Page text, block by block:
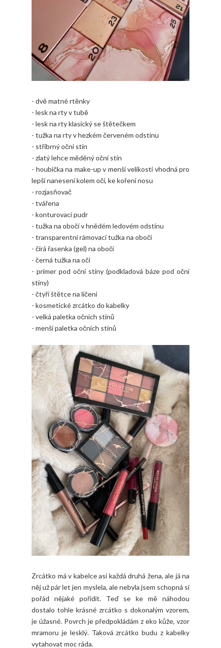
- dvě matné rtěnky
- lesk na rty v tubě
- lesk na rty klasický se štětečkem
- tužka na rty v hezkém červeném odstínu
- stříbrný oční stín
- zlatý lehce měděný oční stín
- houbička na make-up v menší velikosti vhodná pro
lepší nanesení kolem očí, ke kořeni nosu
- rozjasňovač
- tvářena
- konturovací pudr
- tužka na obočí v hnědém ledovém odstínu
- transparentní rámovací tužka na obočí
- čirá řasenka (gel) na obočí
- černá tužka na oči
- primer pod oční stíny (podkladová báze pod oční
stíny)
- čtyři štětce na líčení
- kosmetické zrcátko do kabelky
- velká paletka očních stínů
- menší paletka očních stínů
Zrcátko má v kabelce asi každá druhá žena, ale já na
něj už pár let jen myslela, ale nebyla jsem schopná si
pořád nějaké pořídit. Teď se ke mě náhodou
dostalo tohle krásné zrcátko s dokonalým vzorem,
je úžasné. Povrch je předpokládám z eko kůže, vzor
mramoru je lesklý. Taková zrcátko budu z kabelky
vytahovat moc ráda.